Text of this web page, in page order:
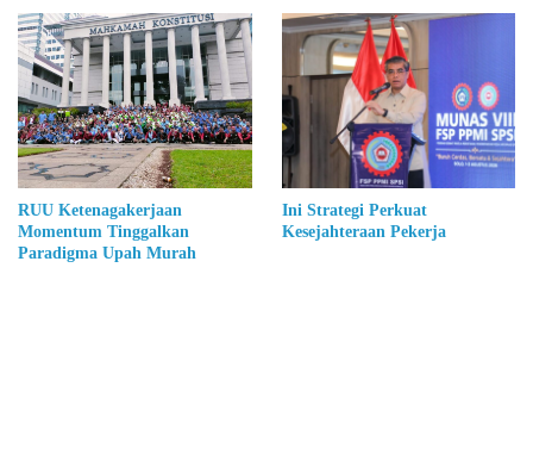
RUU Ketenagakerjaan
Momentum Tinggalkan
Paradigma Upah Murah
Ini Strategi Perkuat
Kesejahteraan Pekerja